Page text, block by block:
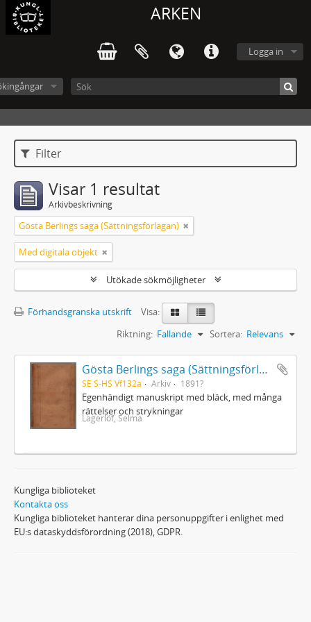
ARKEN
Logga in
Filter
Visar 1 resultat
Arkivbeskrivning
Gösta Berlings saga (Sättningsförlagan)
Med digitala objekt
Utökade sökmöjligheter
Förhandsgranska utskrift
Visa:
Sortera: Relevans
Riktning: Fallande
Gösta Berlings saga (Sättningsförlagan)
SE S-HS Vf132a Arkiv 1891?
Egenhändigt manuskript med bläck, med många
rättelser och strykningar
Lagerlöf, Selma
Kungliga biblioteket
Kontakta oss
Kungliga biblioteket hanterar dina personuppgifter i enlighet med
EU:s dataskyddsförordning (2018), GDPR.